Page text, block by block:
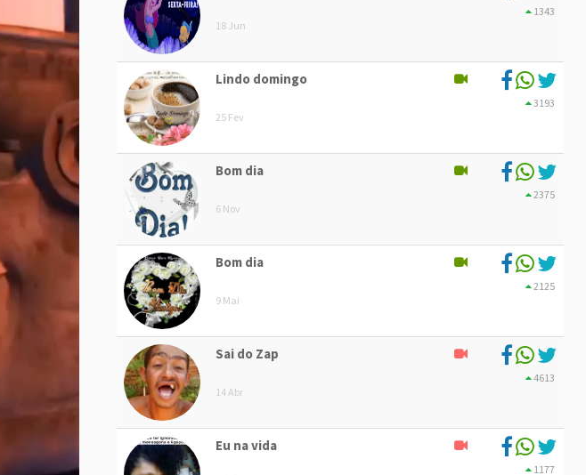
18 Jun
1343
Lindo domingo
25 Fev
3193
Bom dia
6 Nov
2375
Bom dia
9 Mai
2125
Sai do Zap
14 Abr
4613
Eu na vida
1177